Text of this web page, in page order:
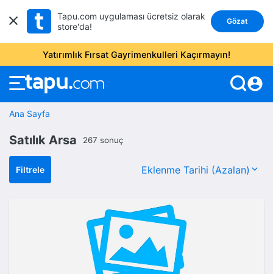
Tapu.com uygulaması ücretsiz olarak
store'da!
Gözat
Yatırımlık Fırsat Gayrimenkulleri Kaçırmayın!
account_circle
Ana Sayfa
Satılık Arsa 267 sonuç
Filtrele